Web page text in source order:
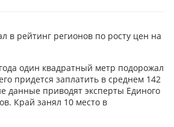
в рейтинг регионов по росту цен на
один квадратный метр подорожал
придется заплатить в среднем 142
данные приводят эксперты Единого
Край занял 10 место в